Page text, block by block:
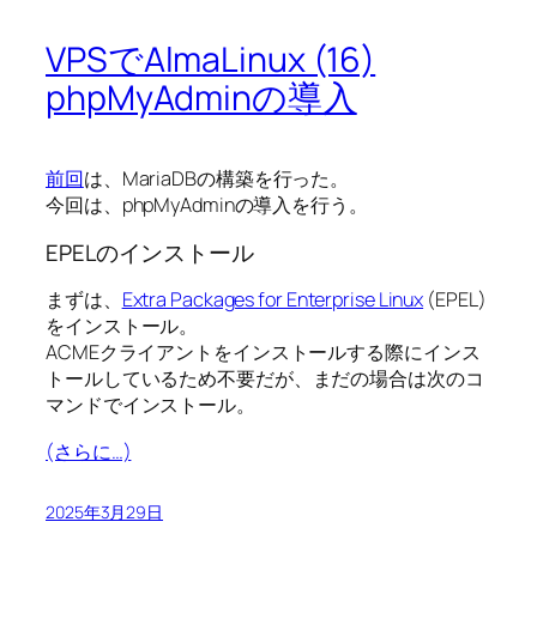
VPSでAlmaLinux (16)
phpMyAdminの導入
前回は、MariaDBの構築を行った。
今回は、phpMyAdminの導入を行う。
EPELのインストール
まずは、 Extra Packages for Enterprise Linux (EPEL)
をインストール。
ACMEクライアントをインストールする際にインス
トールしているため不要だが、まだの場合は次のコ
マンドでインストール。
(さらに…)
2025年3月29日